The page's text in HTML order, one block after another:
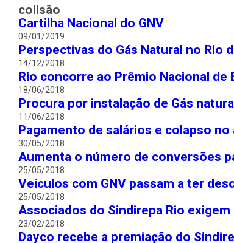
colisão
Cartilha Nacional do GNV
09/01/2019
Perspectivas do Gás Natural no Rio
14/12/2018
Rio concorre ao Prêmio Nacional de
18/06/2018
Procura por instalação de Gás
11/06/2018
Pagamento de salários e colapso
30/05/2018
Aumenta o número de conversões
25/05/2018
Veículos com GNV passam a ter
25/05/2018
Associados do Sindirepa Rio
23/02/2018
Dayco recebe a premiação do